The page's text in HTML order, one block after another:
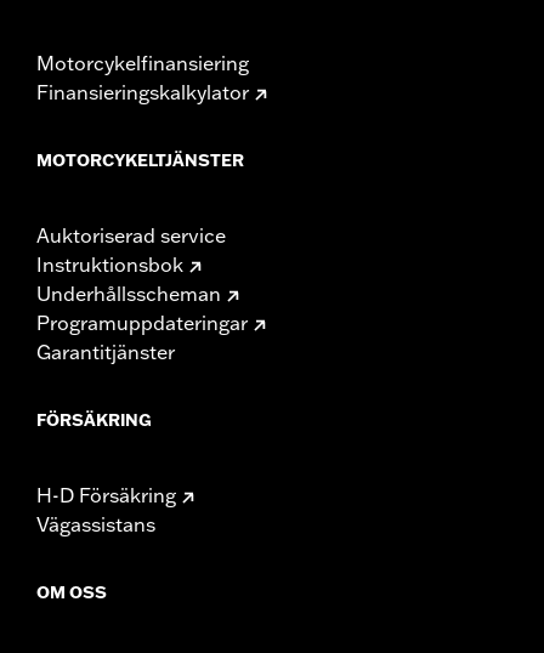
Motorcykelfinansiering
Finansieringskalkylator
MOTORCYKELTJÄNSTER
Auktoriserad service
Instruktionsbok
Underhållsscheman
Programuppdateringar
Garantitjänster
FÖRSÄKRING
H-D Försäkring
Vägassistans
OM OSS